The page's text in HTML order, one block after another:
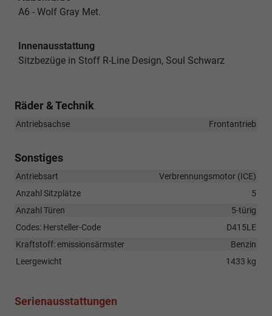
A6 - Wolf Gray Met.
Innenausstattung
Sitzbezüge in Stoff R-Line Design, Soul Schwarz
Räder & Technik
Antriebsachse Frontantrieb
Sonstiges
Antriebsart
Verbrennungsmotor (ICE)
Anzahl Sitzplätze
5
Anzahl Türen
5-türig
Codes: Hersteller-Code
D415LE
Kraftstoff: emissionsärmster
Benzin
Leergewicht
1433 kg
Serienausstattungen